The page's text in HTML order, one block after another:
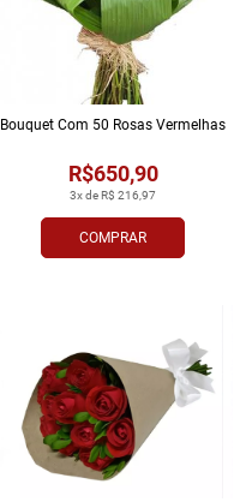
COMPRAR
3x de R$ 216,97
R$650,90
Bouquet Com 50 Rosas Vermelhas